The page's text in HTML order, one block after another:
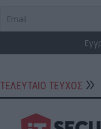
ΤΕΛΕΥΤΑΙΟ ΤΕΥΧΟΣ